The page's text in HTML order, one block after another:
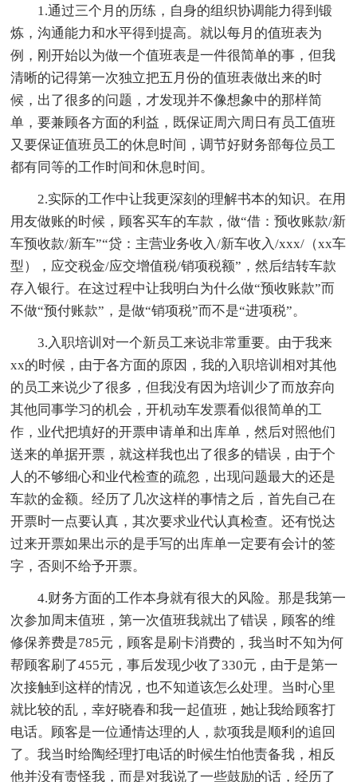
1.通过三个月的历练，自身的组织协调能力得到锻
炼，沟通能力和水平得到提高。就以每月的值班表为
例，刚开始以为做一个值班表是一件很简单的事，但我
清晰的记得第一次独立把五月份的值班表做出来的时
候，出了很多的问题，才发现并不像想象中的那样简
单，要兼顾各方面的利益，既保证周六周日有员工值班
又要保证值班员工的休息时间，调节好财务部每位员工
都有同等的工作时间和休息时间。
2.实际的工作中让我更深刻的理解书本的知识。在用
用友做账的时候，顾客买车的车款，做“借：预收账款/新
车预收款/新车”“贷：主营业务收入/新车收入/xxx/（xx车
型），应交税金/应交增值税/销项税额”，然后结转车款
存入银行。在这过程中让我明白为什么做“预收账款”而
不做“预付账款”，是做“销项税”而不是“进项税”。
3.入职培训对一个新员工来说非常重要。由于我来
xx的时候，由于各方面的原因，我的入职培训相对其他
的员工来说少了很多，但我没有因为培训少了而放弃向
其他同事学习的机会，开机动车发票看似很简单的工
作，业代把填好的开票申请单和出库单，然后对照他们
送来的单据开票，就这样我也出了很多的错误，由于个
人的不够细心和业代检查的疏忽，出现问题最大的还是
车款的金额。经历了几次这样的事情之后，首先自己在
开票时一点要认真，其次要求业代认真检查。还有悦达
过来开票如果出示的是手写的出库单一定要有会计的签
字，否则不给予开票。
4.财务方面的工作本身就有很大的风险。那是我第一
次参加周末值班，第一次值班我就出了错误，顾客的维
修保养费是785元，顾客是刷卡消费的，我当时不知为何
帮顾客刷了455元，事后发现少收了330元，由于是第一
次接触到这样的情况，也不知道该怎么处理。当时心里
就比较的乱，幸好晓春和我一起值班，她让我给顾客打
电话。顾客是一位通情达理的人，款项我是顺利的追回
了。我当时给陶经理打电话的时候生怕他责备我，相反
他并没有责怪我，而是对我说了一些鼓励的话，经历了